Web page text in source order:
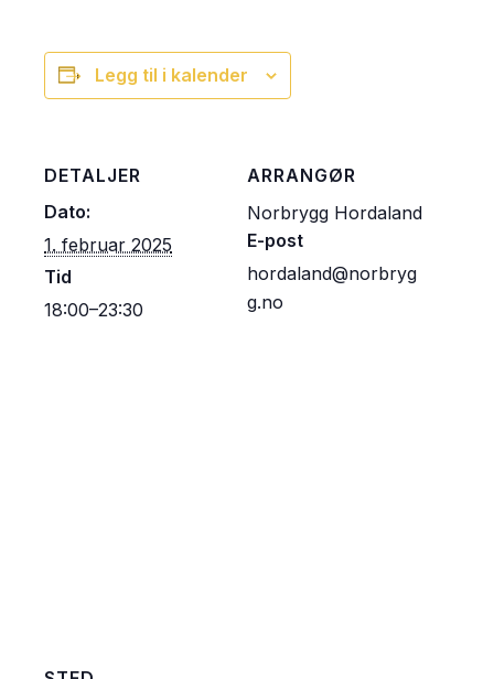
Legg til i kalender
DETALJER
Dato:
1. februar 2025
Tid
18:00–23:30
ARRANGØR
Norbrygg Hordaland
E-post
hordaland@norbryg
g.no